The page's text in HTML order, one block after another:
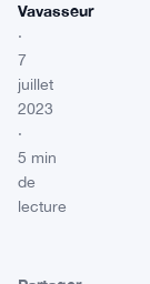
Vavasseur
·
7
juillet
2023
·
5 min
de
lecture